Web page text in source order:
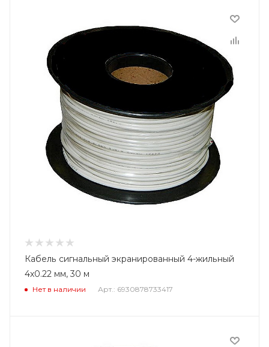
Кабель сигнальный экранированный 4-жильный
4x0.22 мм, 30 м
Нет в наличии Арт.: 6930878733417